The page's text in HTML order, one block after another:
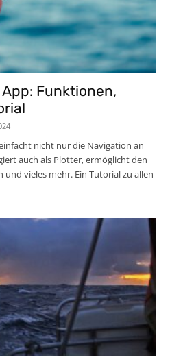
Funktionen,
nicht nur die Navigation an
auch als Plotter, ermöglicht den
vieles mehr. Ein Tutorial zu allen